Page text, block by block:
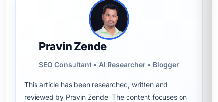
Pravin Zende
SEO Consultant • AI Researcher • Blogger
This article has been researched, written and
reviewed by Pravin Zende. The content focuses on